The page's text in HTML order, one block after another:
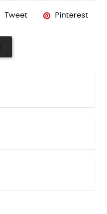
Tweet Pinterest